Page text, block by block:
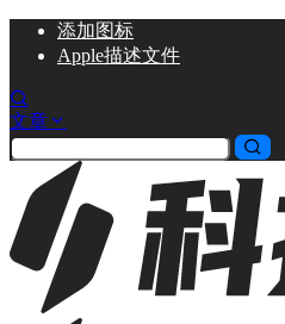
添加图标
Apple描述文件
文章